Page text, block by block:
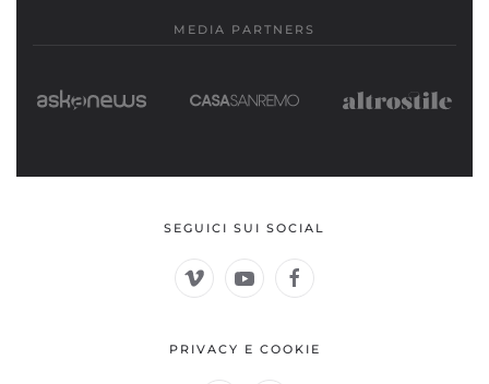
MEDIA PARTNERS
SEGUICI SUI SOCIAL
PRIVACY E COOKIE